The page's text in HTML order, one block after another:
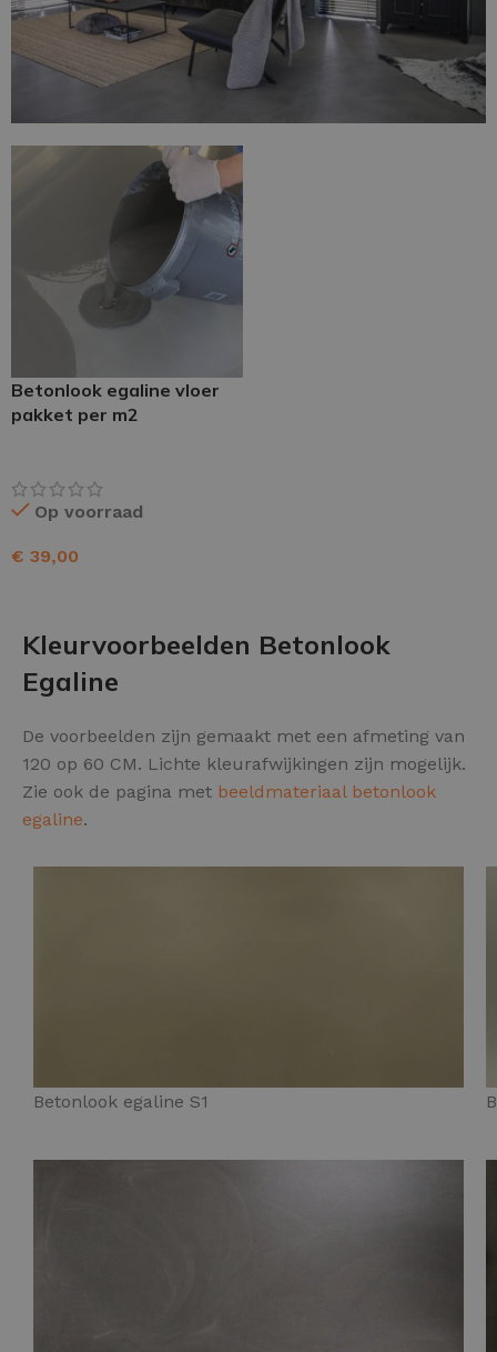
Betonlook egaline vloer
pakket per m2
Op voorraad
€ 39,00
Kleurvoorbeelden Betonlook
Egaline
De voorbeelden zijn gemaakt met een afmeting van
120 op 60 CM. Lichte kleurafwijkingen zijn mogelijk.
Zie ook de pagina met beeldmateriaal betonlook
egaline.
Betonlook egaline S1